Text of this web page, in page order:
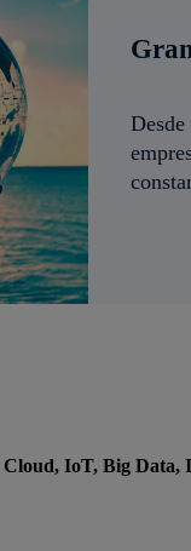
IoT, Big Data,